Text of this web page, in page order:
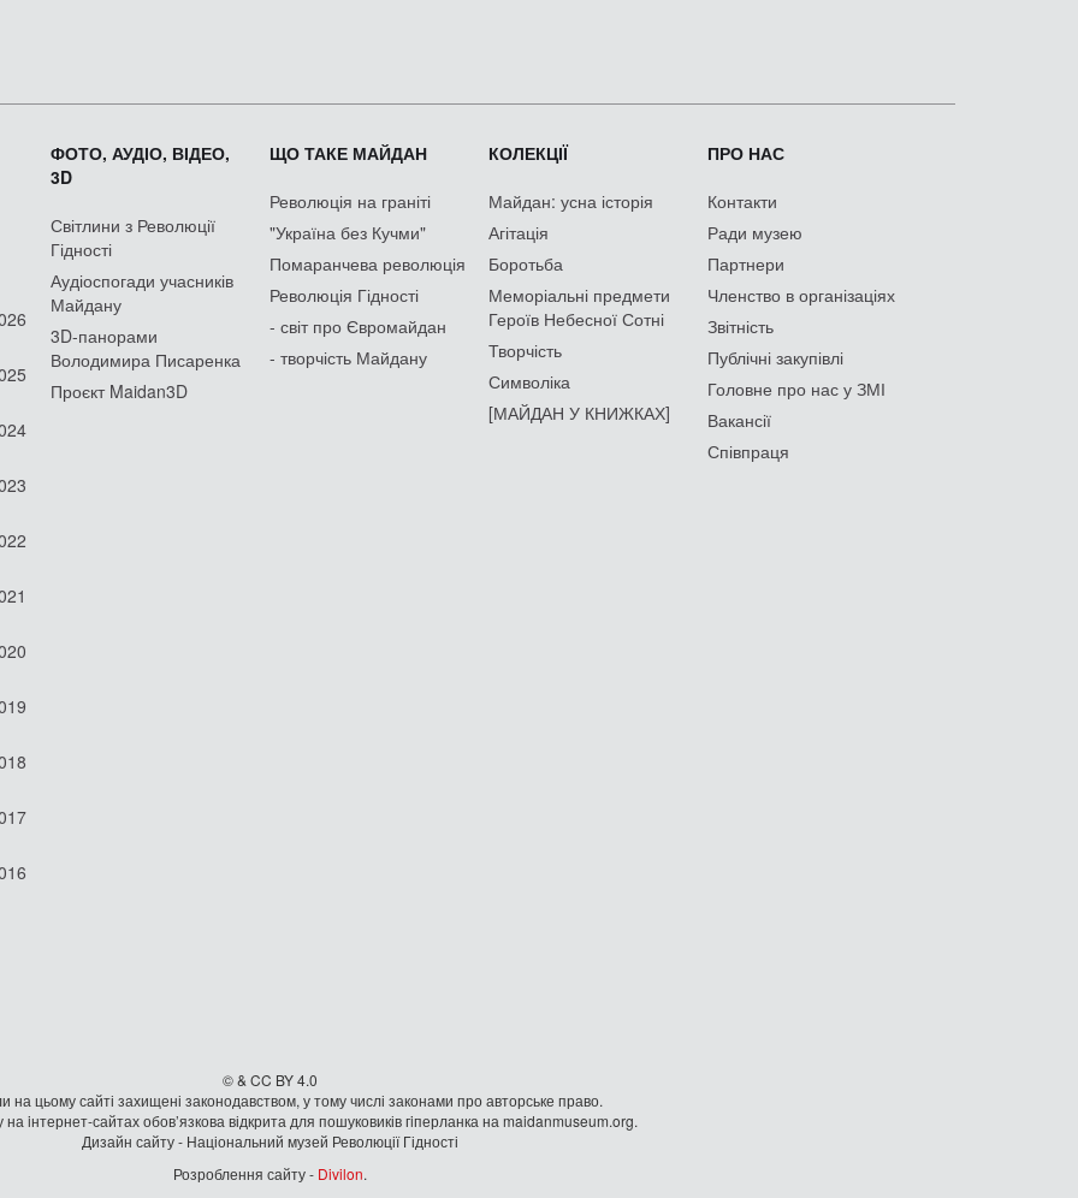
ФОТО, АУДІО, ВІДЕО,
3D
Світлини з Революції
Гідності
Аудіоспогади учасників
Майдану
3D-панорами
Володимира Писаренка
Проєкт Maidan3D
ЩО ТАКЕ МАЙДАН
Революція на граніті
"Україна без Кучми"
Помаранчева революція
Революція Гідності
- світ про Євромайдан
- творчість Майдану
КОЛЕКЦІЇ
Майдан: усна історія
Агітація
Боротьба
Меморіальні предмети
Героїв Небесної Сотні
Творчість
Символіка
[МАЙДАН У КНИЖКАХ]
ПРО НАС
Контакти
Ради музею
Партнери
Членство в організаціях
Звітність
Публічні закупівлі
Головне про нас у ЗМІ
Вакансії
Співпраця
© & CC BY 4.0
на цьому сайті захищені законодавством, у тому числі законами про авторське право.
iнтернет-сайтах обов’язкова відкрита для пошуковиків гiперланка на maidanmuseum.org.
Дизайн сайту - Національний музей Революції Гідності
Розроблення сайту - Divilon.